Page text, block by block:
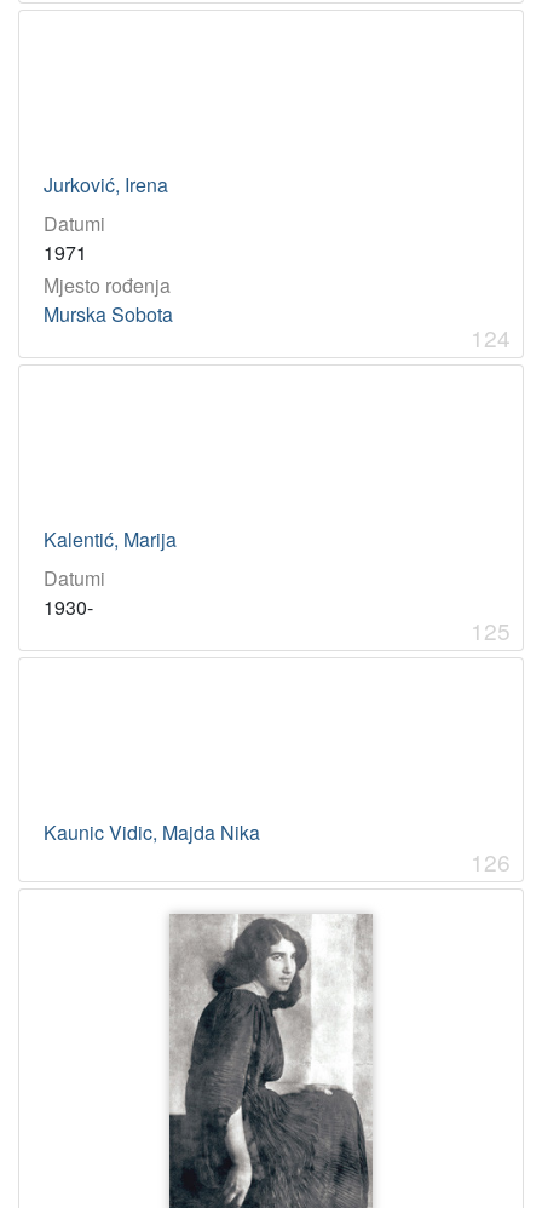
Jurković, Irena
Datumi
1971
Mjesto rođenja
Murska Sobota
124
Kalentić, Marija
Datumi
1930-
125
Kaunic Vidic, Majda Nika
126